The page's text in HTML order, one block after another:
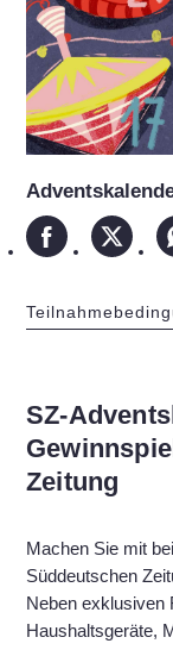
SZ-
Zeitung
Machen Sie mit
Süddeutschen
Neben exklusiven
Haushaltsgeräte,